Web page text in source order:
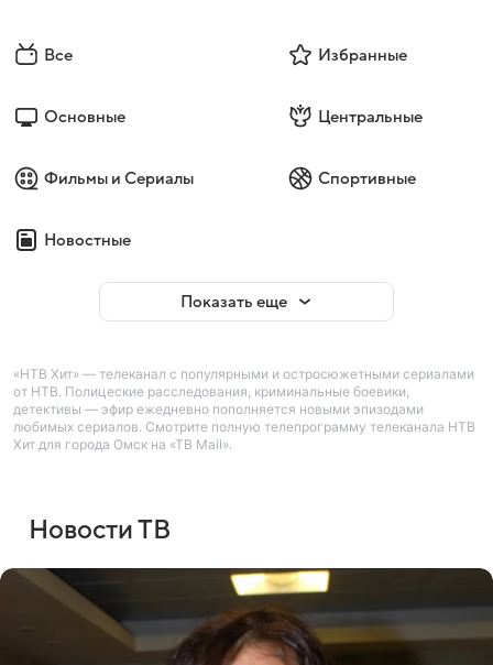
Все Избранные
Основные Центральные
Фильмы и Сериалы Спортивные
Новостные
Показать еще
«НТВ Хит» — телеканал с популярными и остросюжетными сериалами
от НТВ. Полицеские расследования, криминальные боевики,
детективы — эфир ежедневно пополняется новыми эпизодами
любимых сериалов. Смотрите полную телепрограмму телеканала НТВ
Хит для города Омск на «ТВ Mail».
Новости ТВ